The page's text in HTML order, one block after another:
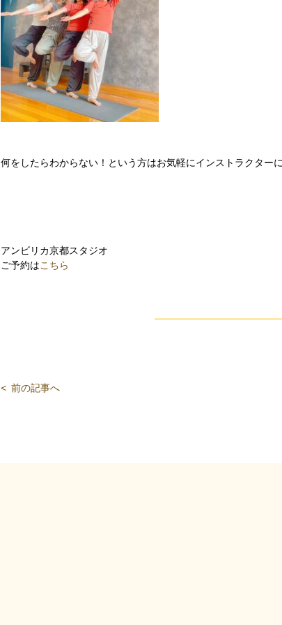
何をしたらわからない！という方はお気軽にインストラクター
アンビリカ京都スタジオ
ご予約はこちら
< 前の記事へ